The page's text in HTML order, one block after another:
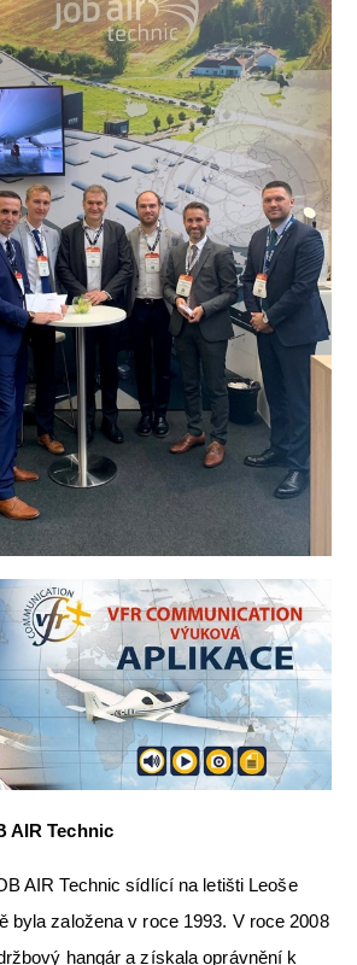
AIR Technic
AIR Technic sídlící na letišti Leoše
byla založena v roce 1993. V roce 2008
hangár a získala oprávnění k